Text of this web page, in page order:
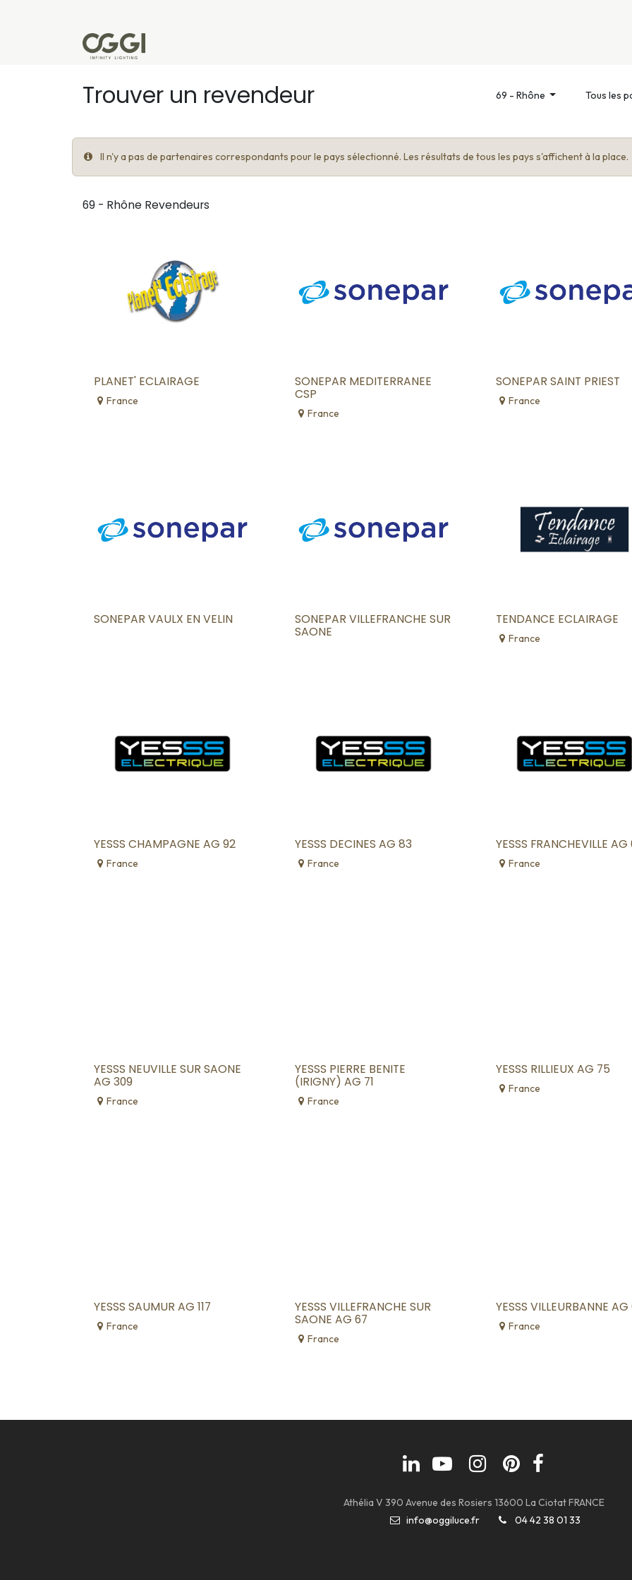
Trouver un revendeur 69 - Rhône Tous les
Il n'y a pas de partenaires correspondants pour le pays sélectionné. Les résultats de tous les pays s'affichent à la place.
69 - Rhône Revendeurs
PLANET' ECLAIRAGE
France
SONEPAR MEDITERRANEE
CSP
France
SONEPAR SAINT PRIEST
France
SONEPAR VAULX EN VELIN SONEPAR VILLEFRANCHE SUR
SAONE
TENDANCE ECLAIRAGE
France
YESSS CHAMPAGNE AG 92
France
YESSS DECINES AG 83
France
YESSS FRANCHEVILLE
France
YESSS NEUVILLE SUR SAONE
AG 309
France
YESSS PIERRE BENITE
(IRIGNY) AG 71
France
YESSS RILLIEUX AG 75
France
YESSS SAUMUR AG 117
France
YESSS VILLEFRANCHE SUR
SAONE AG 67
France
YESSS VILLEURBANNE AG
France
Athélia V 390 Avenue des Rosiers 13600 La Ciotat FRANCE
info@oggiluce.fr
04 42 38 01 33